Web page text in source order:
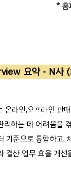
* 홈
요약- N사(
온라인,오프라인 판
리하는 데 어려움을
기준으로 통합하고,
결산 업무 효율 개선